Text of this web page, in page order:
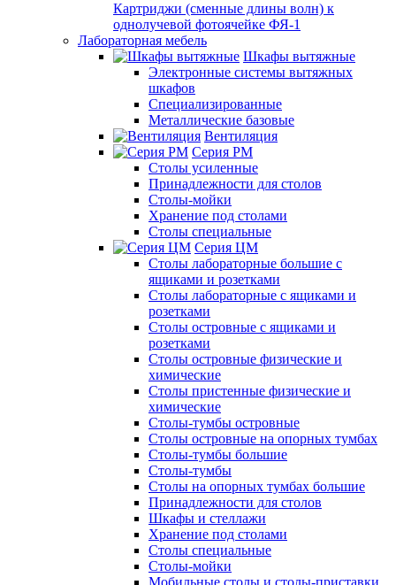
Картриджи (сменные длины волн) к
однолучевой фотоячейке ФЯ-1
Лабораторная мебель
Шкафы вытяжные
Электронные системы вытяжных
шкафов
Специализированные
Металлические базовые
Вентиляция
Серия РМ
Столы усиленные
Принадлежности для столов
Столы-мойки
Хранение под столами
Столы специальные
Серия ЦМ
Столы лабораторные большие с
ящиками и розетками
Столы лабораторные с ящиками и
розетками
Столы островные с ящиками и
розетками
Столы островные физические и
химические
Столы пристенные физические и
химические
Столы-тумбы островные
Столы островные на опорных тумбах
Столы-тумбы большие
Столы-тумбы
Столы на опорных тумбах большие
Принадлежности для столов
Шкафы и стеллажи
Хранение под столами
Столы специальные
Столы-мойки
Мобильные столы и столы-приставки